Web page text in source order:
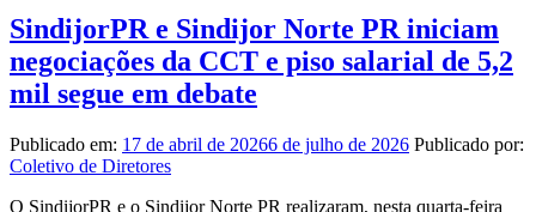
SindijorPR e Sindijor Norte PR iniciam
negociações da CCT e piso salarial de 5,2
mil segue em debate
Publicado em: 17 de abril de 20266 de julho de 2026 Publicado por:
Coletivo de Diretores
O SindijorPR e o Sindijor Norte PR realizaram, nesta quarta-feira